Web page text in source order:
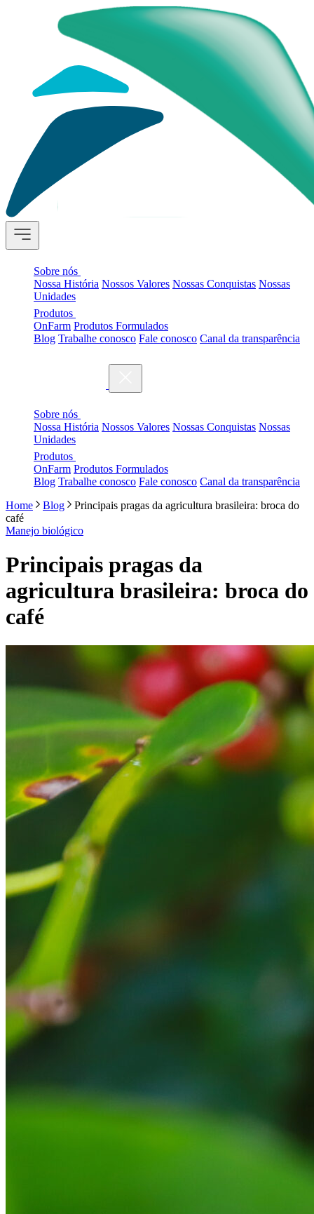
Sobre nós
Nossa História Nossos Valores Nossas Conquistas Nossas
Unidades
Produtos
OnFarm Produtos Formulados
Blog Trabalhe conosco Fale conosco Canal da transparência
Sobre nós
Nossa História Nossos Valores Nossas Conquistas Nossas
Unidades
Produtos
OnFarm Produtos Formulados
Blog Trabalhe conosco Fale conosco Canal da transparência
Home
Blog
Principais pragas da agricultura brasileira: broca do
café
Manejo biológico
Principais pragas da
agricultura brasileira: broca do
café